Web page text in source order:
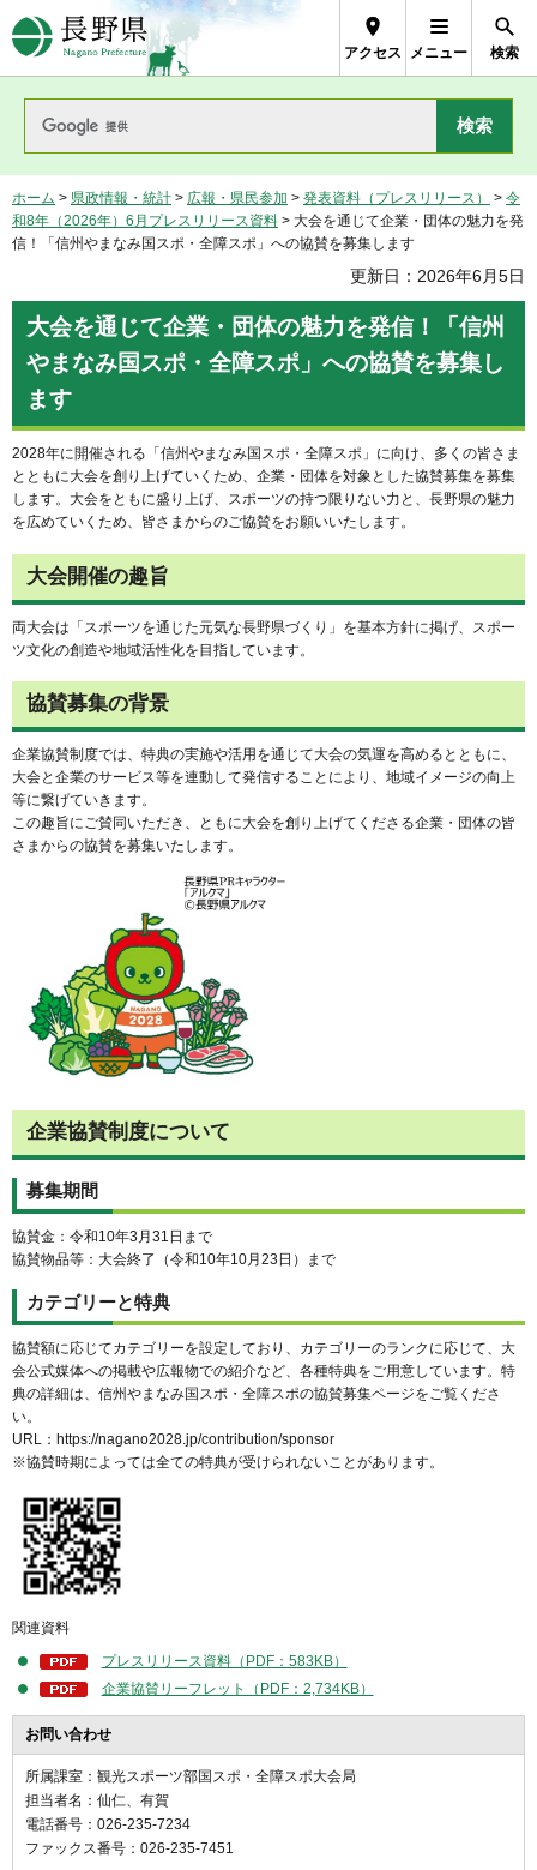
長野県Nagano Prefecture
アクセス メニュー 検索
ホーム > 県政情報・統計 > 広報・県民参加 > 発表資料（プレスリリース） > 令
和8年（2026年）6月プレスリリース資料 > 大会を通じて企業・団体の魅力を発
信！「信州やまなみ国スポ・全障スポ」への協賛を募集します
更新日：2026年6月5日
大会を通じて企業・団体の魅力を発信！「信州
やまなみ国スポ・全障スポ」への協賛を募集し
ます
2028年に開催される「信州やまなみ国スポ・全障スポ」に向け、多くの皆さま
とともに大会を創り上げていくため、企業・団体を対象とした協賛募集を募集
します。大会をともに盛り上げ、スポーツの持つ限りない力と、長野県の魅力
を広めていくため、皆さまからのご協賛をお願いいたします。
大会開催の趣旨
両大会は「スポーツを通じた元気な長野県づくり」を基本方針に掲げ、スポー
ツ文化の創造や地域活性化を目指しています。
協賛募集の背景
企業協賛制度では、特典の実施や活用を通じて大会の気運を高めるとともに、
大会と企業のサービス等を連動して発信することにより、地域イメージの向上
等に繋げていきます。
この趣旨にご賛同いただき、ともに大会を創り上げてくださる企業・団体の皆
さまからの協賛を募集いたします。
企業協賛制度について
募集期間
協賛金：令和10年3月31日まで
協賛物品等：大会終了（令和10年10月23日）まで
カテゴリーと特典
協賛額に応じてカテゴリーを設定しており、カテゴリーのランクに応じて、大
会公式媒体への掲載や広報物での紹介など、各種特典をご用意しています。特
典の詳細は、信州やまなみ国スポ・全障スポの協賛募集ページをご覧くださ
い。
URL：https://nagano2028.jp/contribution/sponsor
※協賛時期によっては全ての特典が受けられないことがあります。
関連資料
プレスリリース資料（PDF：583KB）
企業協賛リーフレット（PDF：2,734KB）
お問い合わせ
所属課室：観光スポーツ部国スポ・全障スポ大会局
担当者名：仙仁、有賀
電話番号：026-235-7234
ファックス番号：026-235-7451